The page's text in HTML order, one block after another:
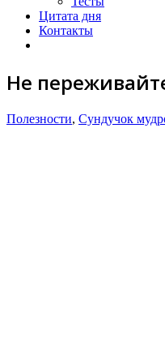
Цитата дня
Контакты
Не
Полезности, Сундучок